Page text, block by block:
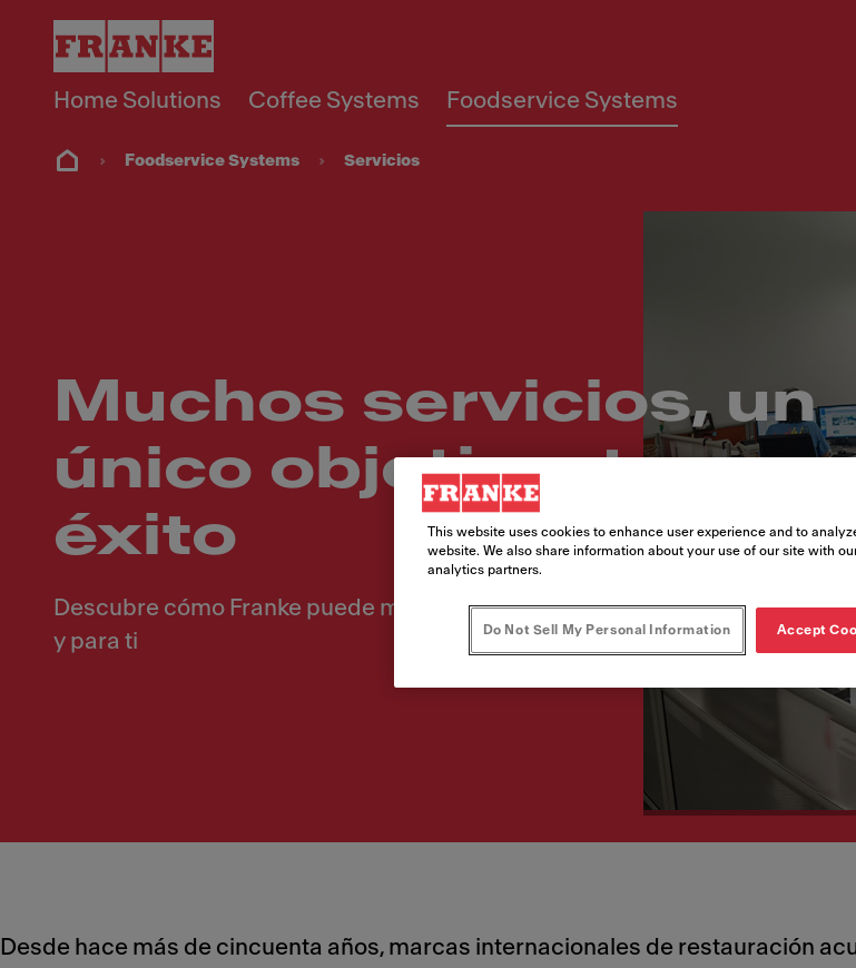
Home Solutions Coffee Systems Foodservice Systems
Foodservice Systems Servicios
Muchos servicios, un
único objetivo: tu
éxito
Descubre cómo Franke puede mejorar tus operaciones, contigo
y para ti
Desde hace más de cincuenta años, marcas internacionales de restauración
This website uses cookies to enhance user experience and to
website. We also share information about your use of our site with
analytics partners.
Do Not Sell My Personal Information Accept